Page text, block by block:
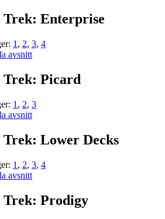
Trek: Enterprise
1 , 2, 3, 4
avsnitt
Trek: Picard
1 , 2, 3
avsnitt
Trek: Lower Decks
1 , 2, 3, 4
avsnitt
Trek: Prodigy